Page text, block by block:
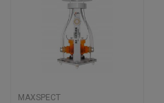
MAXSPECT